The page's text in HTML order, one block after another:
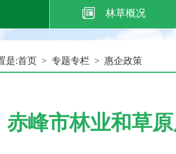
林草概况
是:首页 > 专题专栏 > 惠企政策
赤峰市林业和草